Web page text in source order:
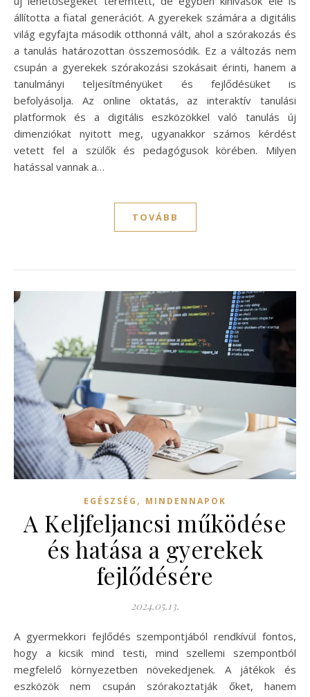
állította a fiatal generációt. A gyerekek számára a digitális
világ egyfajta második otthonná vált, ahol a szórakozás és
a tanulás határozottan összemosódik. Ez a változás nem
csupán a gyerekek szórakozási szokásait érinti, hanem a
tanulmányi teljesítményüket és fejlődésüket is
befolyásolja. Az online oktatás, az interaktív tanulási
platformok és a digitális eszközökkel való tanulás új
dimenziókat nyitott meg, ugyanakkor számos kérdést
vetett fel a szülők és pedagógusok körében. Milyen
hatással vannak a…
TOVÁBB
EGÉSZSÉG , MINDENNAPOK
A Keljfeljancsi működése
és hatása a gyerekek
fejlődésére
2024.05.13.
A gyermekkori fejlődés szempontjából rendkívül fontos,
hogy a kicsik mind testi, mind szellemi szempontból
megfelelő környezetben növekedjenek. A játékok és
eszközök nem csupán szórakoztatják őket, hanem